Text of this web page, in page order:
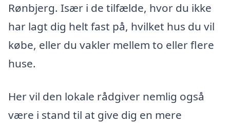
Rønbjerg. Især i de tilfælde, hvor du ikke
har lagt dig helt fast på, hvilket hus du vil
købe, eller du vakler mellem to eller flere
huse.
Her vil den lokale rådgiver nemlig også
være i stand til at give dig en mere